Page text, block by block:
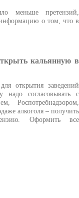
меньше претензий,
информацию о том, что в
кальянную в
открытия заведений
надо согласовывать с
Роспотребнадзором,
алкоголя – получить
Оформить все